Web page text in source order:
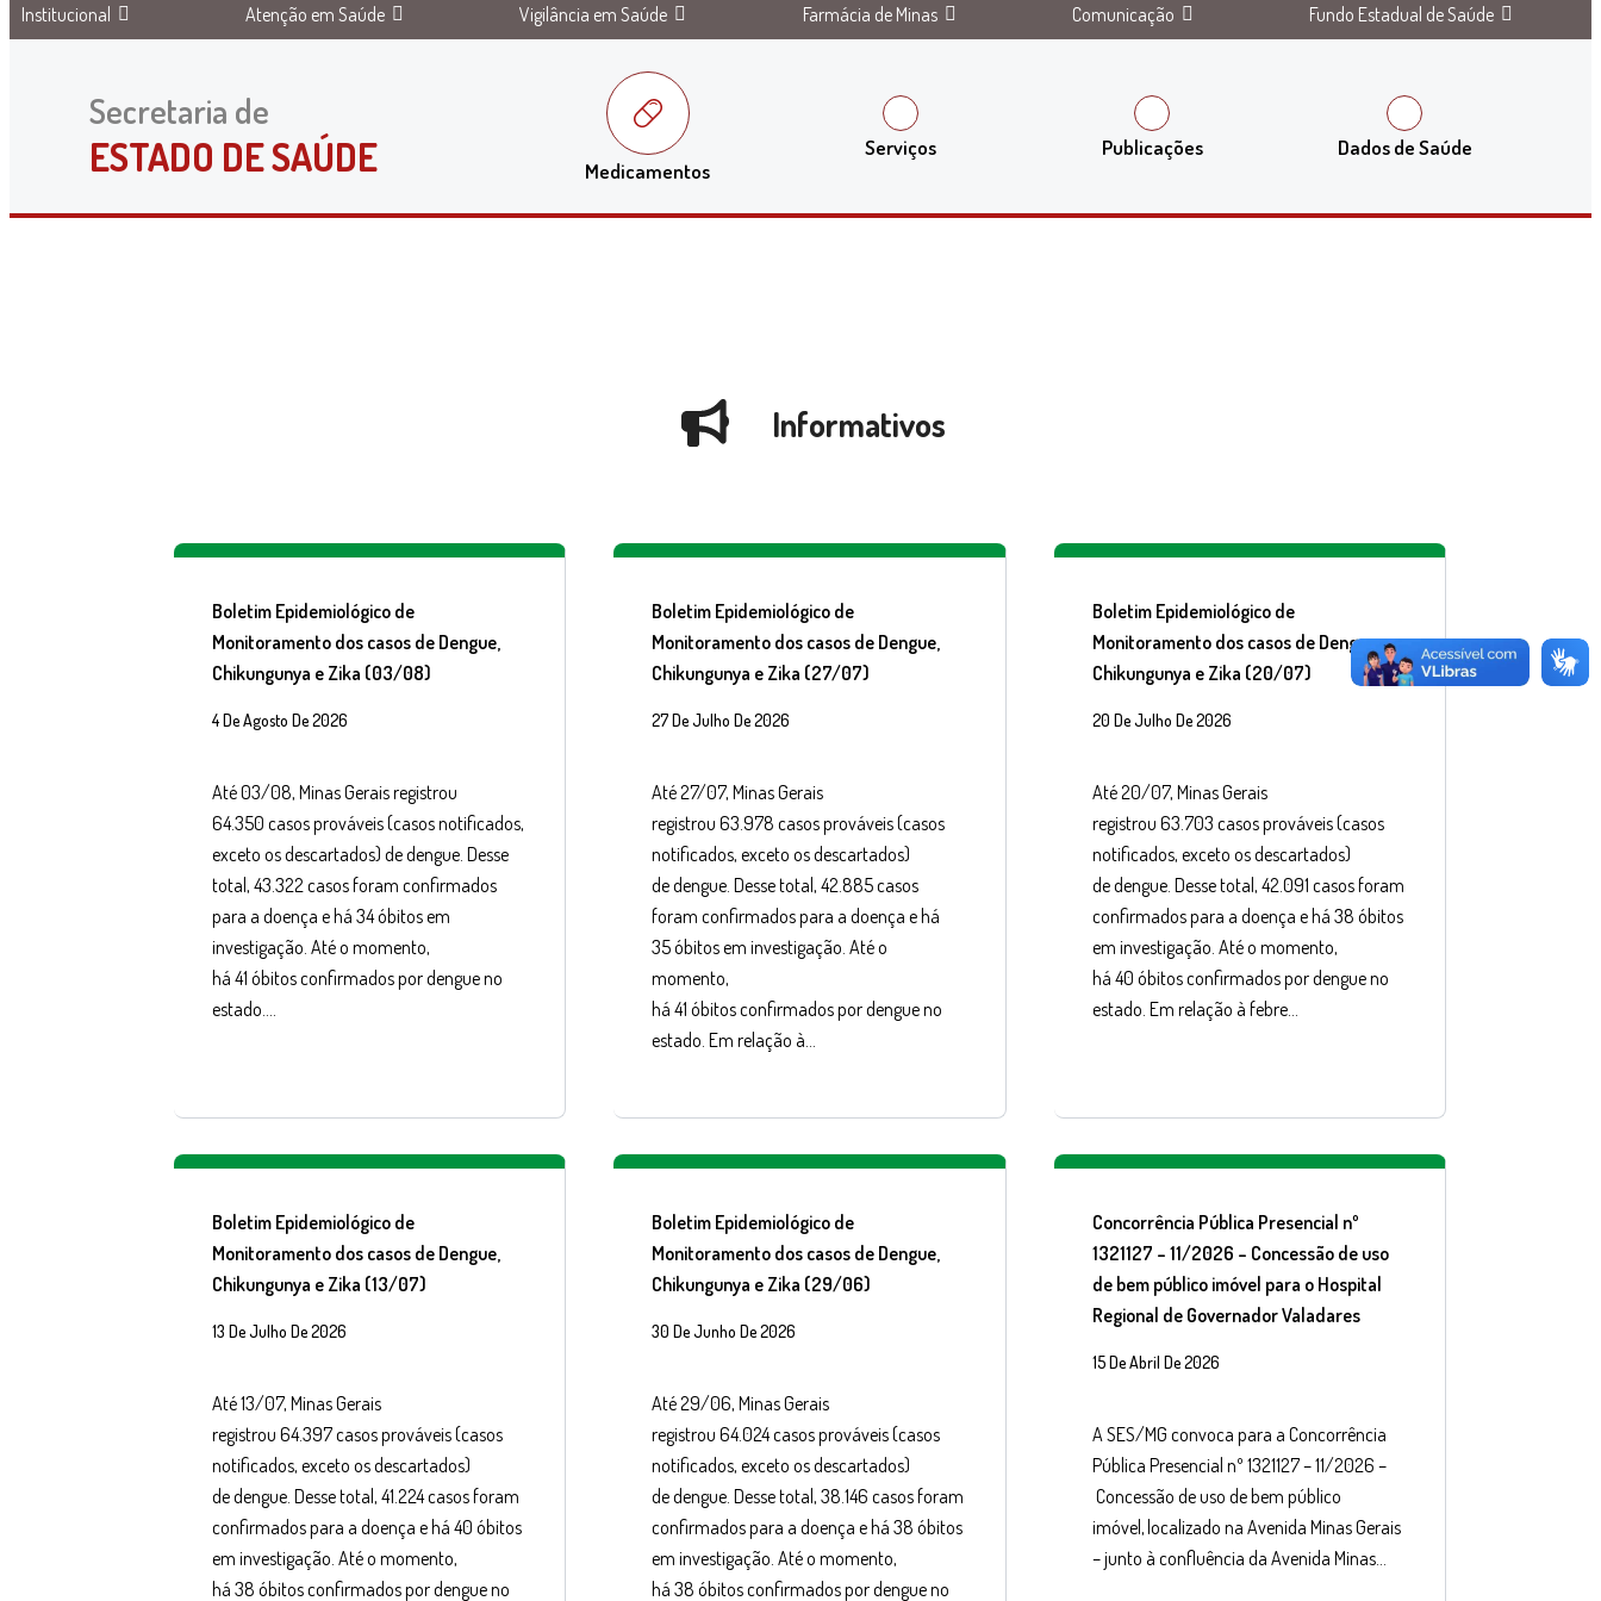
Institucional Atenção em Saúde Vigilância em Saúde Farmácia de Minas Comunicação Fundo Estadual de Saúde
Secretaria de
ESTADO DE SAÚDE Medicamentos
Serviços Publicações Dados de Saúde
Informativos
Boletim Epidemiológico de
Monitoramento dos casos de Dengue,
Chikungunya e Zika (03/08)
4 De Agosto De 2026
Até 03/08, Minas Gerais registrou
64.350 casos prováveis (casos notificados,
exceto os descartados) de dengue. Desse
total, 43.322 casos foram confirmados
para a doença e há 34 óbitos em
investigação. Até o momento,
há 41 óbitos confirmados por dengue no
estado….
Boletim Epidemiológico de
Monitoramento dos casos de Dengue,
Chikungunya e Zika (27/07)
27 De Julho De 2026
Até 27/07, Minas Gerais
registrou 63.978 casos prováveis (casos
notificados, exceto os descartados)
de dengue. Desse total, 42.885 casos
foram confirmados para a doença e há
35 óbitos em investigação. Até o
momento,
há 41 óbitos confirmados por dengue no
estado. Em relação à…
Boletim Epidemiológico de
Monitoramento dos casos de Dengue,
Chikungunya e Zika (20/07)
20 De Julho De 2026
Até 20/07, Minas Gerais
registrou 63.703 casos prováveis (casos
notificados, exceto os descartados)
de dengue. Desse total, 42.091 casos foram
confirmados para a doença e há 38 óbitos
em investigação. Até o momento,
há 40 óbitos confirmados por dengue no
estado. Em relação à febre…
Boletim Epidemiológico de
Monitoramento dos casos de Dengue,
Chikungunya e Zika (13/07)
13 De Julho De 2026
Até 13/07, Minas Gerais
registrou 64.397 casos prováveis (casos
notificados, exceto os descartados)
de dengue. Desse total, 41.224 casos foram
confirmados para a doença e há 40 óbitos
em investigação. Até o momento,
há 38 óbitos confirmados por dengue no
Boletim Epidemiológico de
Monitoramento dos casos de Dengue,
Chikungunya e Zika (29/06)
30 De Junho De 2026
Até 29/06, Minas Gerais
registrou 64.024 casos prováveis (casos
notificados, exceto os descartados)
de dengue. Desse total, 38.146 casos foram
confirmados para a doença e há 38 óbitos
em investigação. Até o momento,
há 38 óbitos confirmados por dengue no
Concorrência Pública Presencial nº
1321127 – 11/2026 – Concessão de uso
de bem público imóvel para o Hospital
Regional de Governador Valadares
15 De Abril De 2026
A SES/MG convoca para a Concorrência
Pública Presencial nº 1321127 – 11/2026 –
Concessão de uso de bem público
imóvel, localizado na Avenida Minas Gerais
– junto à confluência da Avenida Minas…